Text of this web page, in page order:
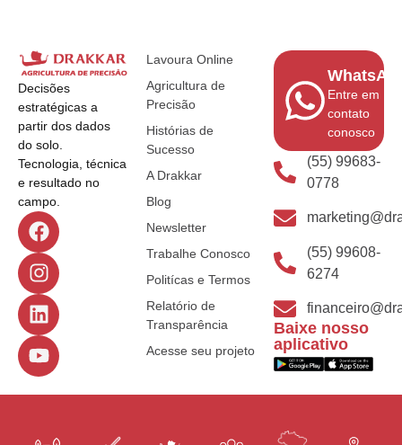
Decisões
estratégicas a
partir dos dados
do solo.
Tecnologia, técnica
e resultado no
campo.
Lavoura Online
Agricultura de
Precisão
Histórias de
Sucesso
A Drakkar
Blog
Newsletter
Trabalhe Conosco
Politícas e Termos
Relatório de
Transparência
Acesse seu projeto
Entre em
contato
conosco
(55) 99683-
0778
(55) 99608-
6274
Baixe nosso
aplicativo